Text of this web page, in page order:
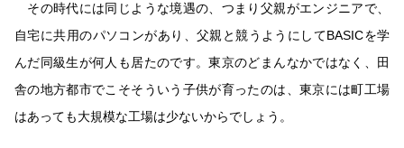
その時代には同じような境遇の、つまり父親がエンジニアで、
自宅に共用のパソコンがあり、父親と競うようにしてBASICを学
んだ同級生が何人も居たのです。東京のどまんなかではなく、田
舎の地方都市でこそそういう子供が育ったのは、東京には町工場
はあっても大規模な工場は少ないからでしょう。